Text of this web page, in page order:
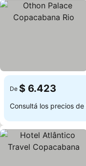
De $ 6.423
Consultá los precios de